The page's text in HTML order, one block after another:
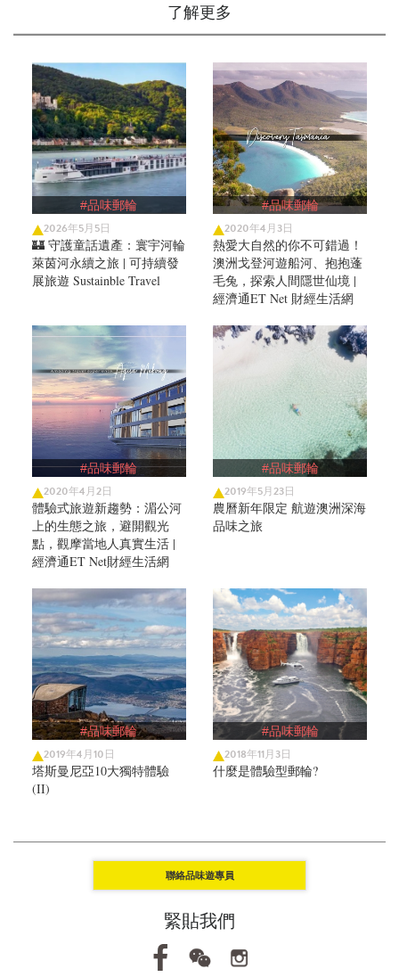
了解更多
#品味郵輪
2026年5月5日
🏰 守護童話遺產：寰宇河輪
萊茵河永續之旅 | 可持續發
展旅遊 Sustainble Travel
#品味郵輪
2020年4月3日
熱愛大自然的你不可錯過！
澳洲戈登河遊船河、抱抱蓬
毛兔，探索人間隱世仙境 |
經濟通ET Net 財經生活網
#品味郵輪
2020年4月2日
體驗式旅遊新趨勢：湄公河
上的生態之旅，避開觀光
點，觀摩當地人真實生活 |
經濟通ET Net財經生活網
#品味郵輪
2019年5月23日
農曆新年限定 航遊澳洲深海
品味之旅
#品味郵輪
2019年4月10日
塔斯曼尼亞10大獨特體驗
(II)
#品味郵輪
2018年11月3日
什麼是體驗型郵輪?
聯絡品味遊專員
緊貼我們